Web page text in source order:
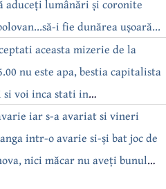
aduceți lumânări și coronite
i fie dunărea ușoară...
aceasta mizerie de la
nu este apa, bestia capitalista
voi inca stati in
iar s-a avariat si vineri
intr-o avarie si-și bat joc de
nici măcar nu aveți bunul